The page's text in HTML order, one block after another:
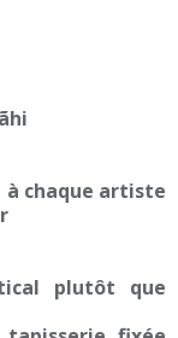
chaque artiste
plutôt que